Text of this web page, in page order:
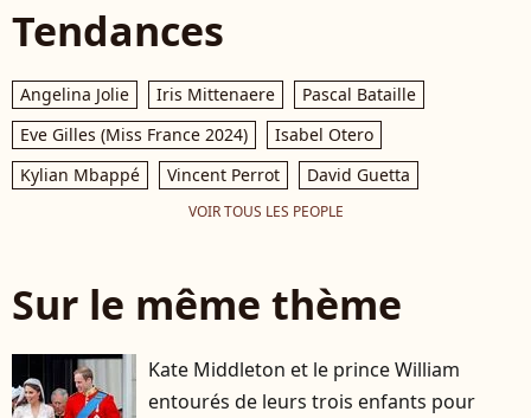
Tendances
Angelina Jolie Iris Mittenaere
Pascal Bataille
Eve Gilles (Miss France 2024)
Isabel Otero
Kylian Mbappé
Vincent Perrot David Guetta
VOIR TOUS LES PEOPLE
Sur le même thème
Kate Middleton et le prince William
entourés de leurs trois enfants pour